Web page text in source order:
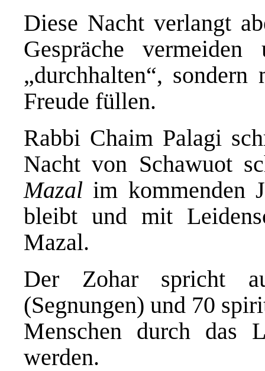
Diese Nacht verlangt
Gespräche
„durchhalten“,
Freude füllen.
Rabbi Chaim Palagi
Nacht von Schawuot
Mazal im kommenden
bleibt und mit
Mazal.
Der Zohar spricht
(Segnungen) und 70
Menschen durch das
werden.